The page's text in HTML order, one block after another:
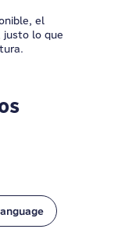
el
justo lo que